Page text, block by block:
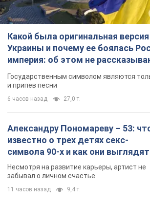
Какой была оригинальная
Украины и почему ее боялась
империя: об этом не
Государственным символом являются
и припев песни
6 часов назад 27,0 т.
Александру Пономареву – 53:
известно о трех детях секс-
символа 90-х и как они выглядят
Несмотря на развитие карьеры, артист не
забывал о личном счастье
11 часов назад 9,4 т.